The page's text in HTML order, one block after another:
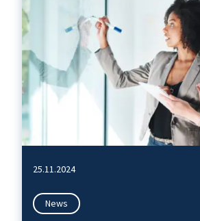
25.11.2024
News